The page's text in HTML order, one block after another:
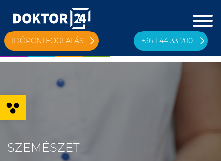
Eszköztár megnyitása
IDŐPONTFOGLALÁS +36 1 44 33 200
SZEMÉSZET